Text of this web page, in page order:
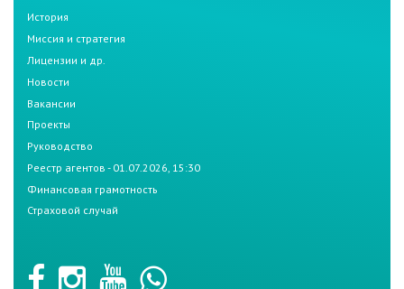
История
Миссия и стратегия
Лицензии и др.
Новости
Вакансии
Проекты
Руководство
Реестр агентов - 01.07.2026, 15:30
Финансовая грамотность
Страховой случай